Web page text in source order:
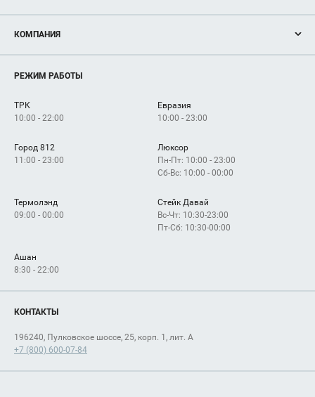
Новости
Магазины
Услуги
КОМПАНИЯ
Рекламодателям
Как добраться
РЕЖИМ РАБОТЫ
ТРК
10:00 - 22:00
Евразия
10:00 - 23:00
Город 812
11:00 - 23:00
Люксор
Пн-Пт: 10:00 - 23:00
Сб-Вс: 10:00 - 00:00
Термолэнд
09:00 - 00:00
Стейк Давай
Вс-Чт: 10:30-23:00
Пт-Сб: 10:30-00:00
Ашан
8:30 - 22:00
КОНТАКТЫ
196240, Пулковское шоссе, 25, корп. 1, лит. А
+7 (800) 600-07-84